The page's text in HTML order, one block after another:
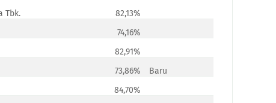
Tbk.
82,13%
74,16%
82,91%
73,86%
Baru
84,70%